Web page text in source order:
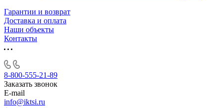
Гарантии и возврат
Доставка и оплата
Наши объекты
Контакты
8-800-555-21-89
Заказать звонок
E-mail
info@iktsi.ru